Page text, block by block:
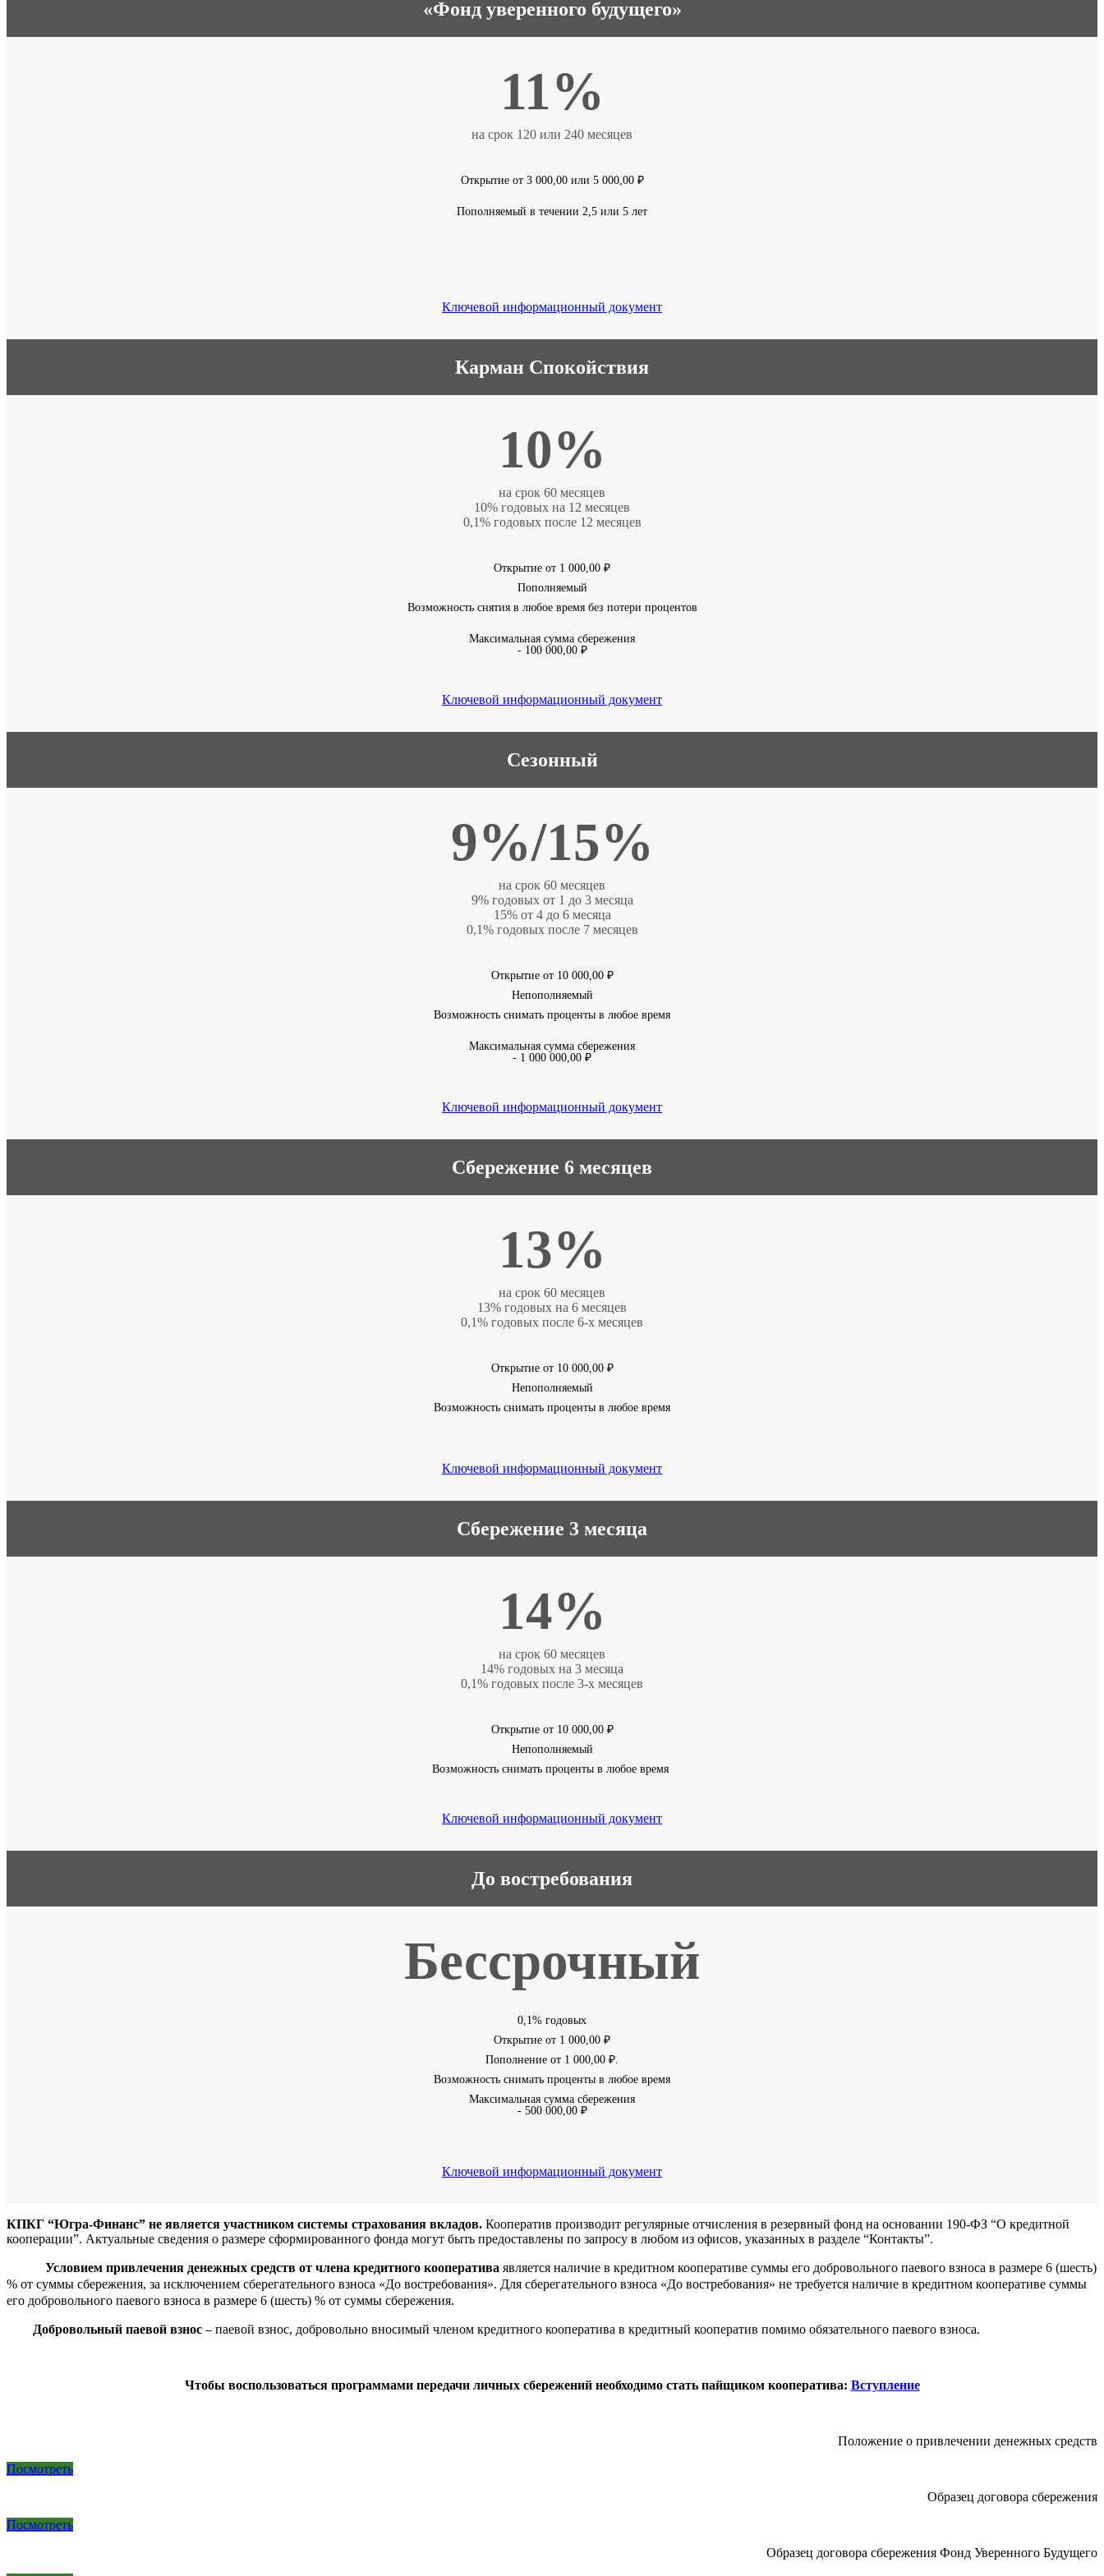
«Фонд уверенного будущего»
11%
на срок 120 или 240 месяцев
Открытие от 3 000,00 или 5 000,00 ₽
Пополняемый в течении 2,5 или 5 лет
Ключевой информационный документ
Карман Спокойствия
10%
на срок 60 месяцев
10% годовых на 12 месяцев
0,1% годовых после 12 месяцев
Открытие от 1 000,00 ₽
Пополняемый
Возможность снятия в любое время без потери процентов
Максимальная сумма сбережения
- 100 000,00 ₽
Ключевой информационный документ
Сезонный
9%/15%
на срок 60 месяцев
9% годовых от 1 до 3 месяца
15% от 4 до 6 месяца
0,1% годовых после 7 месяцев
Открытие от 10 000,00 ₽
Непополняемый
Возможность снимать проценты в любое время
Максимальная сумма сбережения
- 1 000 000,00 ₽
Ключевой информационный документ
Сбережение 6 месяцев
13%
на срок 60 месяцев
13% годовых на 6 месяцев
0,1% годовых после 6-х месяцев
Открытие от 10 000,00 ₽
Непополняемый
Возможность снимать проценты в любое время
Ключевой информационный документ
Сбережение 3 месяца
14%
на срок 60 месяцев
14% годовых на 3 месяца
0,1% годовых после 3-х месяцев
Открытие от 10 000,00 ₽
Непополняемый
Возможность снимать проценты в любое время ​
Ключевой информационный документ
До востребования
Бессрочный
0,1% годовых
Открытие от 1 000,00 ₽
Пополнение от 1 000,00 ₽.
Возможность снимать проценты в любое время
Максимальная сумма сбережения
- 500 000,00 ₽
Ключевой информационный документ
КПКГ “Югра-Финанс” не является участником системы страхования вкладов. Кооператив производит регулярные отчисления в резервный фонд на основании 190-ФЗ “О кредитной
кооперации”. Актуальные сведения о размере сформированного фонда могут быть предоставлены по запросу в любом из офисов, указанных в разделе “Контакты”.
Условием привлечения денежных средств от члена кредитного кооператива является наличие в кредитном кооперативе суммы его добровольного паевого взноса в размере 6 (шесть)
% от суммы сбережения, за исключением сберегательного взноса «До востребования». Для сберегательного взноса «До востребования» не требуется наличие в кредитном кооперативе суммы
его добровольного паевого взноса в размере 6 (шесть) % от суммы сбережения.
Добровольный паевой взнос – паевой взнос, добровольно вносимый членом кредитного кооператива в кредитный кооператив помимо обязательного паевого взноса.
Чтобы воспользоваться программами передачи личных сбережений необходимо стать пайщиком кооператива: Вступление
Положение о привлечении денежных средств
Посмотреть
Образец договора сбережения
Посмотреть
Образец договора сбережения Фонд Уверенного Будущего